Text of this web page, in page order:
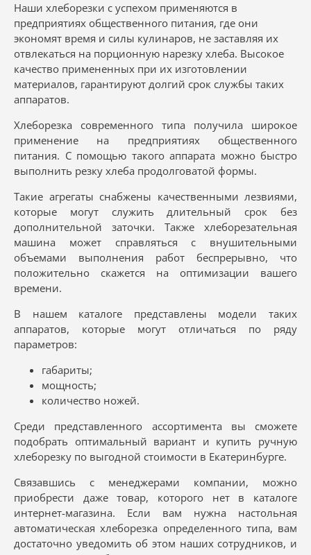
Наши хлеборезки с успехом применяются в
предприятиях общественного питания, где они
экономят время и силы кулинаров, не заставляя их
отвлекаться на порционную нарезку хлеба. Высокое
качество примененных при их изготовлении
материалов, гарантируют долгий срок службы таких
аппаратов.
Хлеборезка современного типа получила широкое
применение на предприятиях общественного
питания. С помощью такого аппарата можно быстро
выполнить резку хлеба продолговатой формы.
Такие агрегаты снабжены качественными лезвиями,
которые могут служить длительный срок без
дополнительной заточки. Также хлеборезательная
машина может справляться с внушительными
объемами выполнения работ беспрерывно, что
положительно скажется на оптимизации вашего
времени.
В нашем каталоге представлены модели таких
аппаратов, которые могут отличаться по ряду
параметров:
габариты;
мощность;
количество ножей.
Среди представленного ассортимента вы сможете
подобрать оптимальный вариант и купить ручную
хлеборезку по выгодной стоимости в Екатеринбурге.
Связавшись с менеджерами компании, можно
приобрести даже товар, которого нет в каталоге
интернет-магазина. Если вам нужна настольная
автоматическая хлеборезка определенного типа, вам
достаточно уведомить об этом наших сотрудников, и